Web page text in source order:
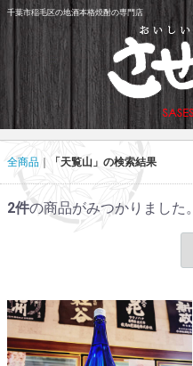
千葉市稲毛区の地酒本格焼酎の専門店
全商品 「天覧山」の検索結果
2件の商品がみつかりました。